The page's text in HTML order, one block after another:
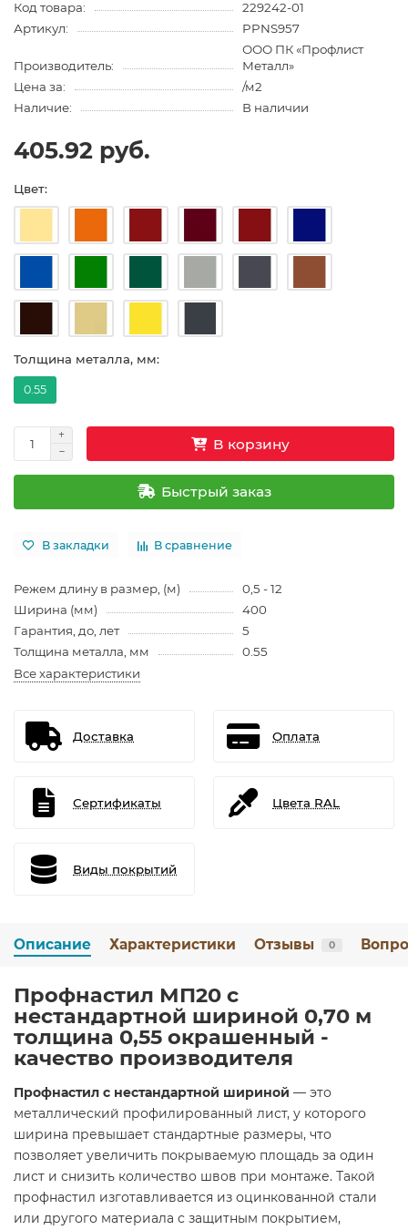
Код товара:
229242-01
Артикул:
PPNS957
Производитель:
ООО ПК «Профлист
Металл»
Цена за:
/м2
Наличие:
В наличии
405.92 руб.
Цвет:
Толщина металла, мм:
0.55
В корзину
Быстрый заказ
В закладки В сравнение
Режем длину в размер, (м)
0,5 - 12
Ширина (мм)
400
Гарантия, до, лет
5
Толщина металла, мм
0.55
Все характеристики
Доставка Оплата
Сертификаты Цвета RAL
Виды покрытий
Описание Характеристики Отзывы 0
Профнастил МП20 с
нестандартной шириной 0,70 м
толщина 0,55 окрашенный -
качество производителя
Профнастил с нестандартной шириной — это
металлический профилированный лист, у которого
ширина превышает стандартные размеры, что
позволяет увеличить покрываемую площадь за один
лист и снизить количество швов при монтаже. Такой
профнастил изготавливается из оцинкованной стали
или другого материала с защитным покрытием,